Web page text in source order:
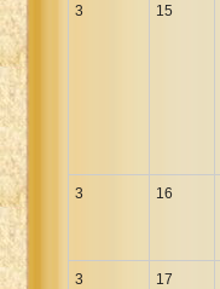
3 15
3 16
3 17